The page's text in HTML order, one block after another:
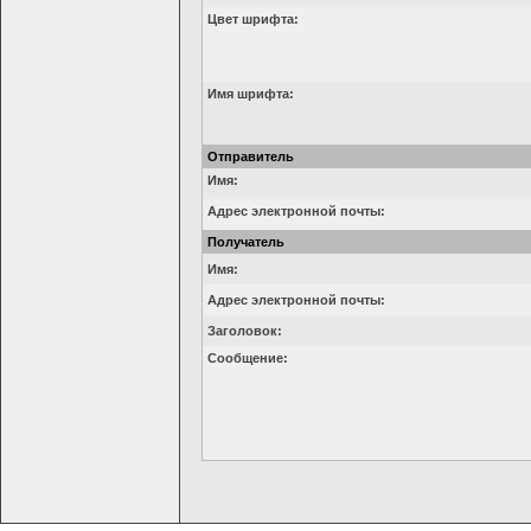
Цвет шрифта:
Имя шрифта:
Отправитель
Имя:
Адрес электронной почты:
Получатель
Имя:
Адрес электронной почты:
Заголовок:
Сообщение: